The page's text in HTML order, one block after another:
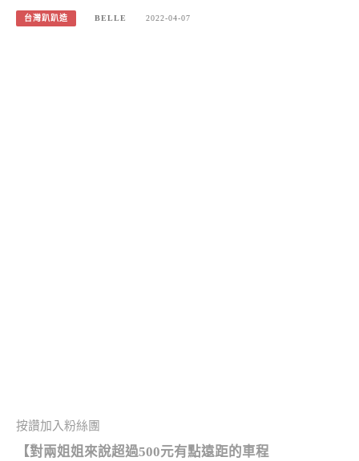
台灣趴趴造 BELLE 2022-04-07
按讚加入粉絲團
【對兩姐姐來說超過500元有點遠距的車程